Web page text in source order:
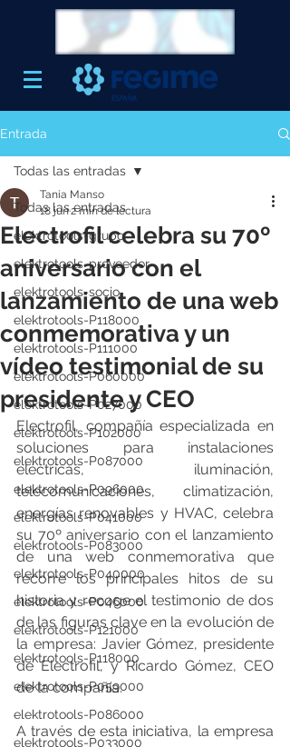
Entrada
Todas las entradas
elektrotools-grupo
elektrotools-proveedor
elektrotools-socio
elektrotools-P118000
elektrotools-P111000
elektrotools-P060000
elektrotools-P027000
elektrotools-P102000
elektrotools-P087000
elektrotools-P096000
elektrotools-P041000
elektrotools-P083000
elektrotools-P040000
elektrotools-P046000
elektrotools-P121000
elektrotools-P118000
elektrotools-P059000
elektrotools-P086000
elektrotools-P033000
Todas las entradas
Electrofil celebra su 70º
aniversario con el
lanzamiento de una web
conmemorativa y un
vídeo testimonial de su
presidente y CEO
Tania Manso
18 jun2 min de lectura
Electrofil, compañía especializada en
soluciones para instalaciones
eléctricas, iluminación,
telecomunicaciones, climatización,
energías renovables y HVAC, celebra
su 70º aniversario con el lanzamiento
de una web conmemorativa que
recorre los principales hitos de su
historia y recoge el testimonio de dos
de las figuras clave en la evolución de
la empresa: Javier Gómez, presidente
de Electrofil, y Ricardo Gómez, CEO
de la compañía.
A través de esta iniciativa, la empresa